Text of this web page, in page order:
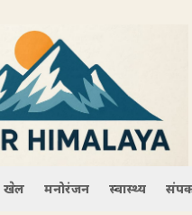
खेल मनोरंजन स्वास्थ्य